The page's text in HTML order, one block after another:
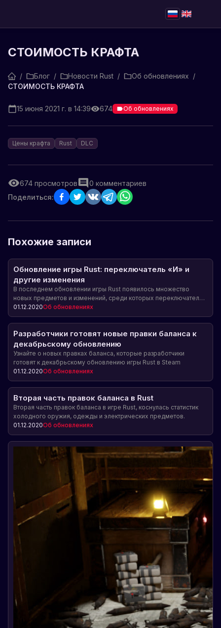
СТОИМОСТЬ КРАФТА
/ Блог / Новости Rust / Об обновлениях /
СТОИМОСТЬ КРАФТА
15 июня 2021 г. в 14:39 674 Об обновлениях
Цены крафта Rust DLC
674 просмотров 0 комментариев
Поделиться:
Похожие записи
Обновление игры Rust: переключатель «И» и
другие изменения
В последнем обновлении игры Rust появилось множество
новых предметов и изменений, среди которых переключатель
«И» и множество других электрических устройств. Обновление
также внесло изменения в крафт предметов и в баланс оружия.
01.12.2020Об обновлениях
Разработчики готовят новые правки баланса к
декабрьскому обновлению
Узнайте о новых правках баланса, которые разработчики
готовят к декабрьскому обновлению игры Rust в Steam
01.12.2020Об обновлениях
Вторая часть правок баланса в Rust
Вторая часть правок баланса в игре Rust, коснулась статистик
холодного оружия, одежды и электрических предметов.
01.12.2020Об обновлениях